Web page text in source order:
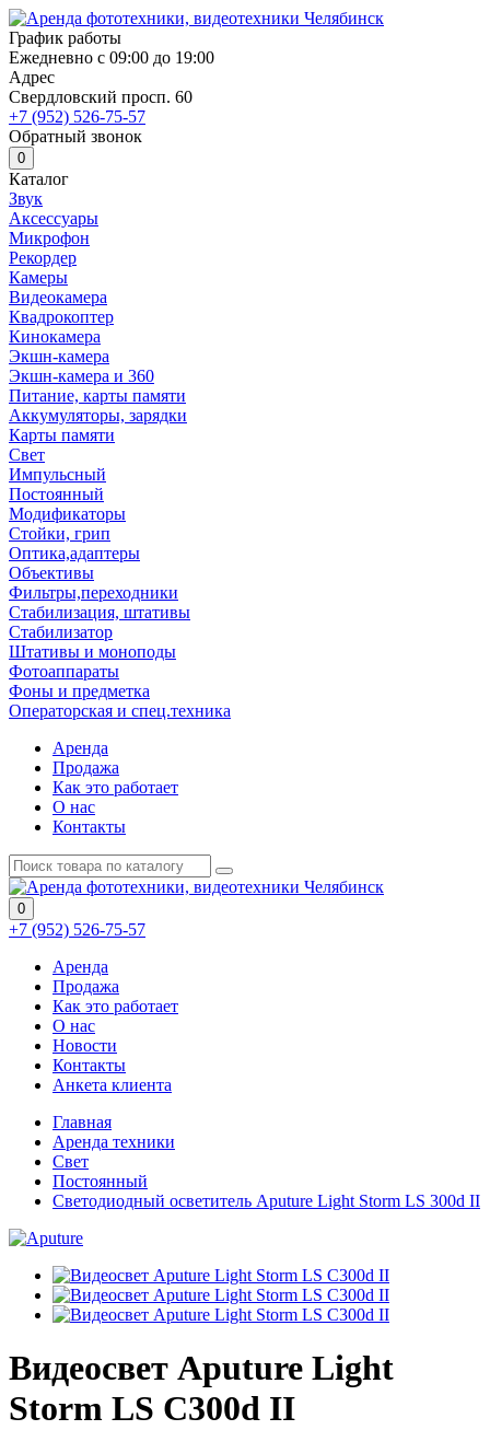
График работы
Ежедневно с 09:00 до 19:00
Адрес
Свердловский просп. 60
+7 (952) 526-75-57
Обратный звонок
0
Каталог
Звук
Аксессуары
Микрофон
Рекордер
Камеры
Видеокамера
Квадрокоптер
Кинокамера
Экшн-камера
Экшн-камера и 360
Питание, карты памяти
Аккумуляторы, зарядки
Карты памяти
Свет
Импульсный
Постоянный
Модификаторы
Стойки, грип
Оптика,адаптеры
Объективы
Фильтры,переходники
Стабилизация, штативы
Стабилизатор
Штативы и моноподы
Фотоаппараты
Фоны и предметка
Операторская и спец.техника
Аренда
Продажа
Как это работает
О нас
Контакты
0
+7 (952) 526-75-57
Аренда
Продажа
Как это работает
О нас
Новости
Контакты
Анкета клиента
Главная
Аренда техники
Свет
Постоянный
Светодиодный осветитель Aputure Light Storm LS 300d II
Видеосвет Aputure Light
Storm LS C300d II